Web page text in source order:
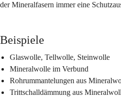
der Mineralfasern immer eine
Beispiele
Glaswolle, Tellwolle, Steinwolle
Mineralwolle im Verbund
Rohrummantelungen aus
Trittschalldämmung aus